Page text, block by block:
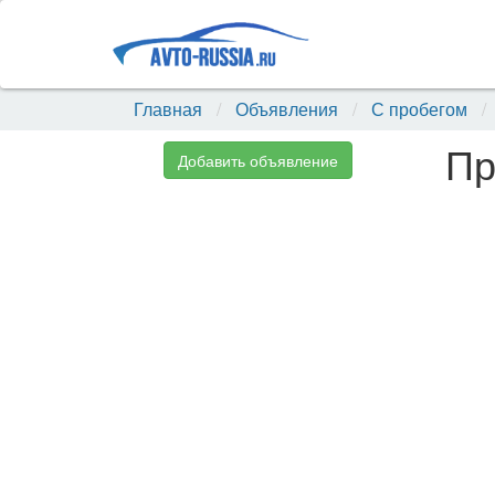
Главная Объявления С пробегом
Добавить объявление